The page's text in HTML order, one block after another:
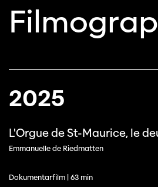
2025
L'Orgue de St-Maurice, le
Emmanuelle de Riedmatten
Dokumentarfilm | 63 min